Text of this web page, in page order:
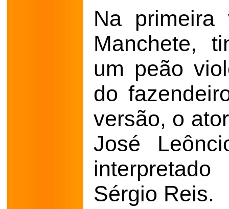
Na
Manchete,
um peão
do
versão, o
José
Sérgio Reis.